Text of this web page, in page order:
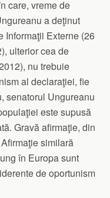
care, vreme de
a deţinut
Informaţii Externe (26
ulterior cea de
nu trebuie
al declaraţiei, fie
senatorul Ungureanu
este supusă
Gravă afirmaţie, din
similară
în Europa sunt
de oportunism